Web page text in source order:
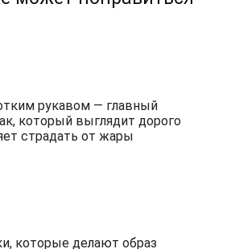
рукавом — главный
который выглядит дорого
страдать от жары
которые делают образ